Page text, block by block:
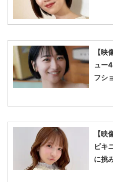
【
ュー
フシ
【映
ビキ
に挑